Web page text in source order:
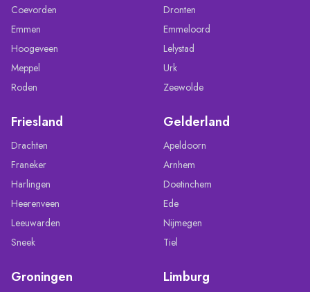
Coevorden
Emmen
Hoogeveen
Meppel
Roden
Dronten
Emmeloord
Lelystad
Urk
Zeewolde
Friesland
Drachten
Franeker
Harlingen
Heerenveen
Leeuwarden
Sneek
Gelderland
Apeldoorn
Arnhem
Doetinchem
Ede
Nijmegen
Tiel
Groningen Limburg